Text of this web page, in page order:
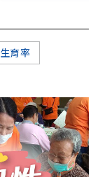
生育率